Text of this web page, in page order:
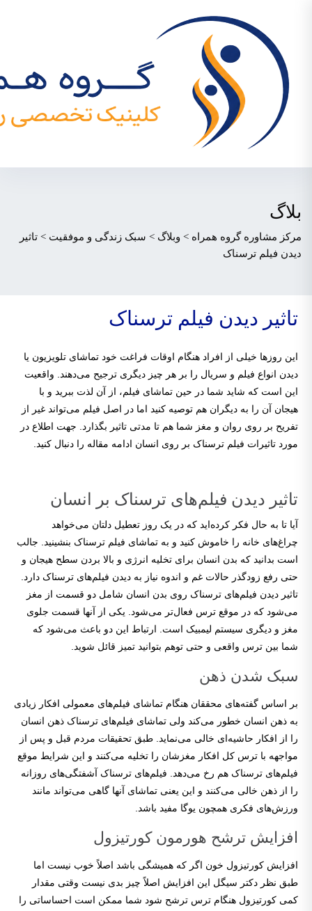
بلاگ
مرکز مشاوره گروه همراه > وبلاگ > سبک زندگی و موفقیت > تاثیر
دیدن فیلم ترسناک
تاثیر دیدن فیلم ترسناک
این روزها خیلی از افراد هنگام اوقات فراغت خود تماشای تلویزیون یا
دیدن انواع فیلم و سریال را بر هر چیز دیگری ترجیح می‌دهند. واقعیت
این است که شاید شما در حین تماشای فیلم، از آن لذت ببرید و با
هیجان آن را به دیگران هم توصیه کنید اما در اصل فیلم می‌تواند غیر از
تفریح بر روی روان و مغز شما هم تا مدتی تاثیر بگذارد. جهت اطلاع در
مورد تاثیرات فیلم ترسناک بر روی انسان ادامه مقاله را دنبال کنید.
تاثیر دیدن فیلم‌های ترسناک بر انسان
آیا تا به حال فکر کرده‌اید که در یک روز تعطیل دلتان می‌خواهد
چراغ‌های خانه را خاموش کنید و به تماشای فیلم ترسناک بنشینید. جالب
است بدانید که بدن انسان برای تخلیه انرژی و بالا بردن سطح هیجان و
حتی رفع زودگذر حالات غم و اندوه نیاز به دیدن فیلم‌های ترسناک دارد.
تاثیر دیدن فیلم‌های ترسناک روی بدن انسان شامل دو قسمت از مغز
می‌شود که در موقع ترس فعال‌تر می‌شود. یکی از آنها قسمت جلوی
مغز و دیگری سیستم لیمبیک است. ارتباط این دو باعث می‌شود که
شما بین ترس واقعی و حتی توهم بتوانید تمیز قائل شوید.
سبک شدن ذهن
بر اساس گفته‌های محققان هنگام تماشای فیلم‌های معمولی افکار زیادی
به ذهن انسان خطور می‌کند ولی تماشای فیلم‌های ترسناک ذهن انسان
را از افکار حاشیه‌ای خالی می‌نماید. طبق تحقیقات مردم قبل و پس از
مواجهه با ترس کل افکار مغزشان را تخلیه می‌کنند و این شرایط موقع
فیلم‌های ترسناک هم رخ می‌دهد. فیلم‌های ترسناک آشفتگی‌های روزانه
را از ذهن خالی می‌کنند و این یعنی تماشای آنها گاهی می‌تواند مانند
ورزش‌های فکری همچون یوگا مفید باشد.
افزایش ترشح هورمون کورتیزول
افزایش کورتیزول خون اگر که همیشگی باشد اصلاً خوب نیست اما
طبق نظر دکتر سیگل این افزایش اصلاً چیز بدی نیست وقتی مقدار
کمی کورتیزول هنگام ترس ترشح شود شما ممکن است احساساتی را